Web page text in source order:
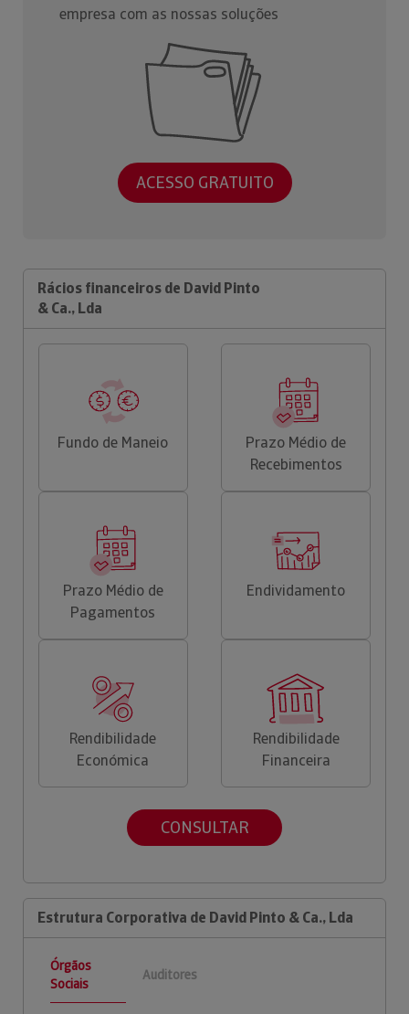
empresa com as nossas soluções
ACESSO GRATUITO
Rácios financeiros de David Pinto
& Ca., Lda
Fundo de Maneio
Prazo Médio de
Recebimentos
Prazo Médio de
Pagamentos
Endividamento
Rendibilidade
Económica
Rendibilidade
Financeira
CONSULTAR
Estrutura Corporativa de David Pinto & Ca., Lda
Órgãos
Sociais
Auditores